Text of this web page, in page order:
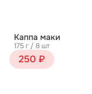
Каппа маки
175 г / 8 шт
250 ₽